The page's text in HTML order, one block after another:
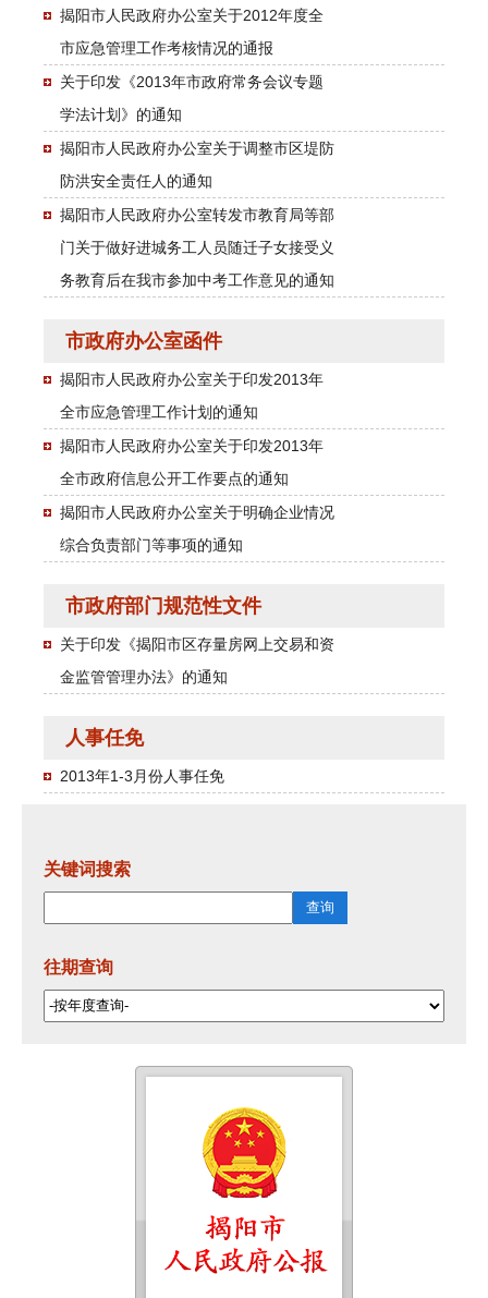
揭阳市人民政府办公室关于2012年度全
市应急管理工作考核情况的通报
关于印发《2013年市政府常务会议专题
学法计划》的通知
揭阳市人民政府办公室关于调整市区堤防
防洪安全责任人的通知
揭阳市人民政府办公室转发市教育局等部
门关于做好进城务工人员随迁子女接受义
务教育后在我市参加中考工作意见的通知
市政府办公室函件
揭阳市人民政府办公室关于印发2013年
全市应急管理工作计划的通知
揭阳市人民政府办公室关于印发2013年
全市政府信息公开工作要点的通知
揭阳市人民政府办公室关于明确企业情况
综合负责部门等事项的通知
市政府部门规范性文件
关于印发《揭阳市区存量房网上交易和资
金监管管理办法》的通知
人事任免
2013年1-3月份人事任免
关键词搜索
往期查询